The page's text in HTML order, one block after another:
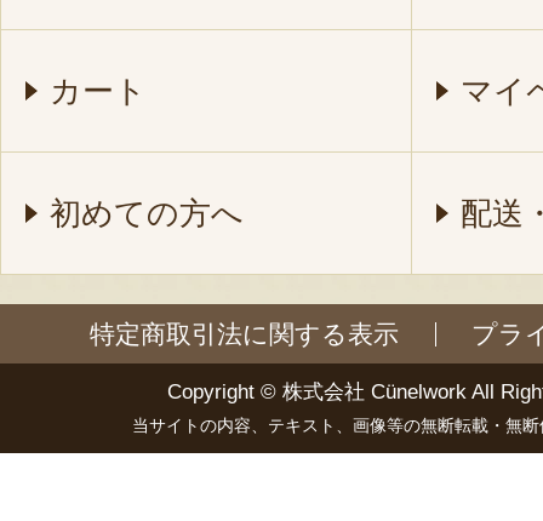
カート マイ
初めての方へ 配送
特定商取引法に関する表示 プラ
Copyright © 株式会社 Cünelwork All
当サイトの内容、テキスト、画像等の無断転載・無